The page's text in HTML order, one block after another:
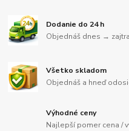
Dodanie do 24 h
Objednáš dnes →
Všetko skladom
Objednáš a hneď
Výhodné ceny
Najlepší pomer cena /